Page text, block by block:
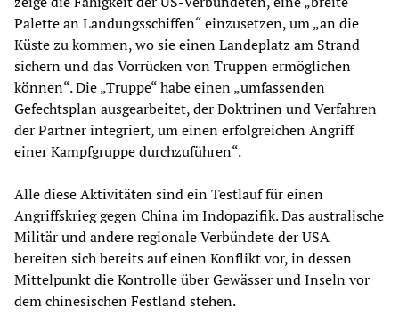
Palette an Landungsschiffen“ einzusetzen, um „an die
Küste zu kommen, wo sie einen Landeplatz am Strand
sichern und das Vorrücken von Truppen ermöglichen
können“. Die „Truppe“ habe einen „umfassenden
Gefechtsplan ausgearbeitet, der Doktrinen und Verfahren
der Partner integriert, um einen erfolgreichen Angriff
einer Kampfgruppe durchzuführen“.
Alle diese Aktivitäten sind ein Testlauf für einen
Angriffskrieg gegen China im Indopazifik. Das australische
Militär und andere regionale Verbündete der USA
bereiten sich bereits auf einen Konflikt vor, in dessen
Mittelpunkt die Kontrolle über Gewässer und Inseln vor
dem chinesischen Festland stehen.